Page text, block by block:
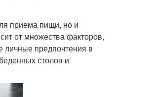
приема пищи, но и
от множества факторов,
личные предпочтения в
столов и